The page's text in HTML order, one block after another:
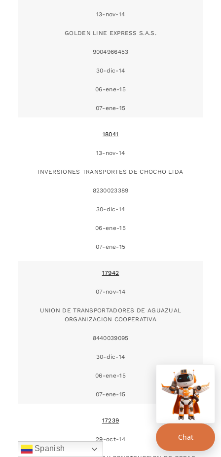
13-nov-14
GOLDEN LINE EXPRESS S.A.S.
9004966453
30-dic-14
06-ene-15
07-ene-15
18041
13-nov-14
INVERSIONES TRANSPORTES DE CHOCHO LTDA
8230023389
30-dic-14
06-ene-15
07-ene-15
17942
07-nov-14
UNION DE TRANSPORTADORES DE AGUAZUAL
ORGANIZACION COOPERATIVA
8440039095
30-dic-14
06-ene-15
07-ene-15
17239
29-oct-14
Spanish
Chat